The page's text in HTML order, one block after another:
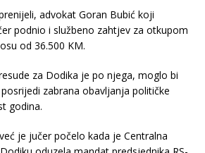
advokat Goran Bubić koji
podnio i službeno zahtjev za otkupom
od 36.500 KM.
za Dodika je po njega, moglo bi
zabrana obavljanja političke
godina.
je jučer počelo kada je Centralna